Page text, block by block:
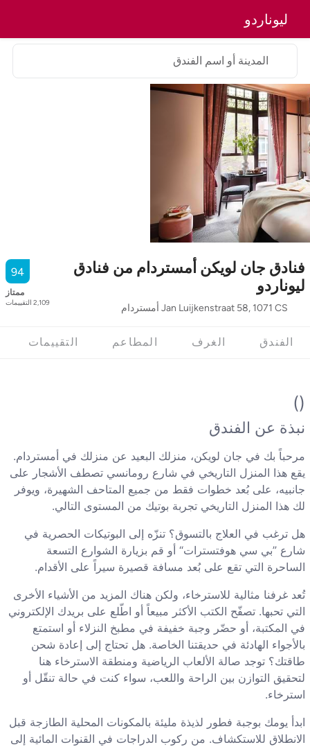
ليوناردو
فنادق جان لويكن أمستردام من فنادق
ليوناردو
Jan Luijkenstraat 58, 1071 CS أمستردام
94
ممتاز
2,109 التقييمات
المدينة أو اسم الفندق
الفندق الغرف المطاعم التقييمات
()
نبذة عن الفندق
مرحباً بك في جان لويكن، منزلك البعيد عن منزلك في أمستردام.
يقع هذا المنزل التاريخي في شارع رومانسي تصطف الأشجار على
جانبيه، على بُعد خطوات فقط من جميع المتاحف الشهيرة، ويوفر
لك هذا المنزل التاريخي تجربة بوتيك من المستوى التالي.
هل ترغب في العلاج بالتسوق؟ تنزّه إلى البوتيكات الحصرية في
شارع ”بي سي هوفتسترات“ أو قم بزيارة الشوارع التسعة
الساحرة التي تقع على بُعد مسافة قصيرة سيراً على الأقدام.
تُعد غرفنا مثالية للاسترخاء، ولكن هناك المزيد من الأشياء الأخرى
التي تحبها. تصفّح الكتب الأكثر مبيعاً أو اطّلع على بريدك الإلكتروني
في المكتبة، أو حضّر وجبة خفيفة في مطبخ النزلاء أو استمتع
بالأجواء الهادئة في حديقتنا الخاصة. هل تحتاج إلى إعادة شحن
طاقتك؟ توجد صالة الألعاب الرياضية ومنطقة الاسترخاء هنا
لتحقيق التوازن بين الراحة واللعب، سواء كنت في حالة تنقّل أو
استرخاء.
ابدأ يومك بوجبة فطور لذيذة مليئة بالمكونات المحلية الطازجة قبل
الانطلاق للاستكشاف. من ركوب الدراجات في القنوات المائية إلى